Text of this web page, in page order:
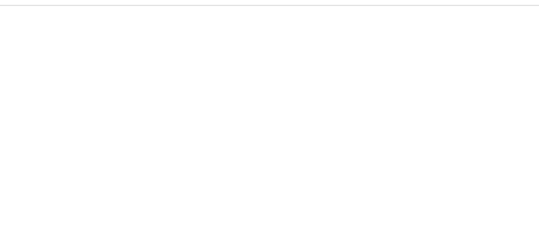
소송기록접수통지서를…